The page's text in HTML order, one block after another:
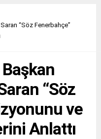
“Söz Fenerbahçe”
“Söz
ve
Anlattı